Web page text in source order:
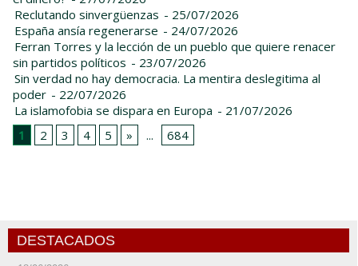
Reclutando sinvergüenzas - 25/07/2026
España ansía regenerarse - 24/07/2026
Ferran Torres y la lección de un pueblo que quiere renacer
sin partidos políticos - 23/07/2026
Sin verdad no hay democracia. La mentira deslegitima al
poder - 22/07/2026
La islamofobia se dispara en Europa - 21/07/2026
1
2 3 4 5 » ... 684
DESTACADOS